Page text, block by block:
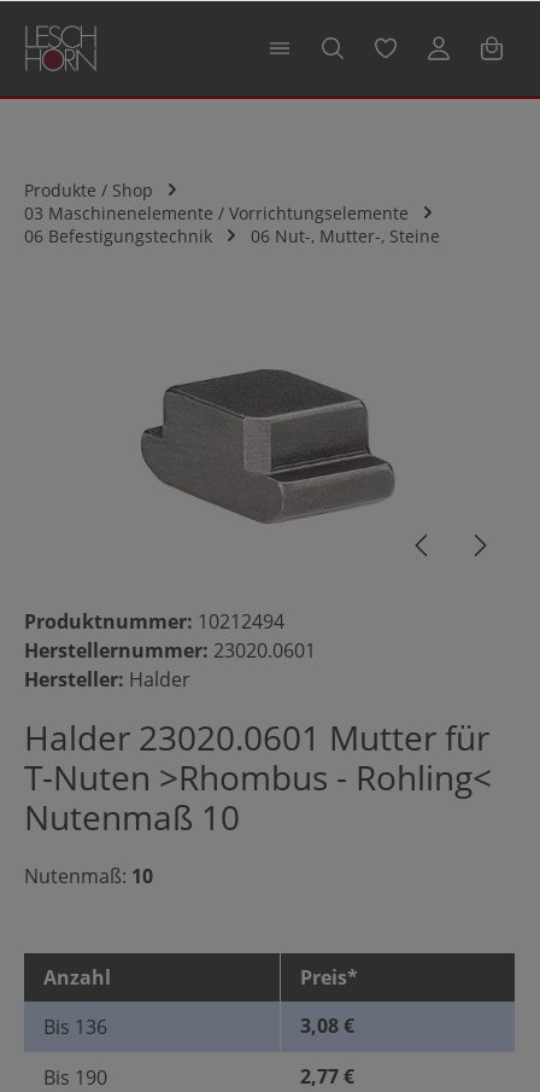
springen
Produkte / Shop
03 Maschinenelemente / Vorrichtungselemente
06 Befestigungstechnik
06 Nut-, Mutter-, Steine
Produktnummer: 10212494
Herstellernummer: 23020.0601
Hersteller: Halder
Halder 23020.0601 Mutter für
T-Nuten >Rhombus - Rohling<
Nutenmaß 10
Nutenmaß: 10
Anzahl
Preis*
Bis 136
3,08 €
Bis 190
2,77 €